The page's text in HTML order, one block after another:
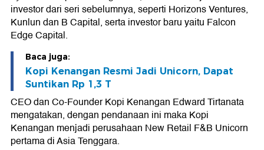
investor dari seri sebelumnya, seperti Horizons Ventures,
Kunlun dan B Capital, serta investor baru yaitu Falcon
Edge Capital.
Baca juga:
Kopi Kenangan Resmi Jadi Unicorn, Dapat
Suntikan Rp 1,3 T
CEO dan Co-Founder Kopi Kenangan Edward Tirtanata
mengatakan, dengan pendanaan ini maka Kopi
Kenangan menjadi perusahaan New Retail F&B Unicorn
pertama di Asia Tenggara.